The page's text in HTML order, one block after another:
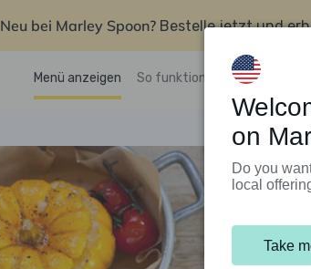
Neu bei Marley Spoon? Bestelle jetzt und
Menü anzeigen So funktioniert’s
on
Do you
local
Take